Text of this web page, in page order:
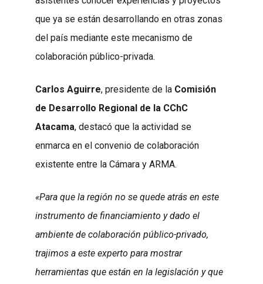
que ya se están desarrollando en otras zonas
del país mediante este mecanismo de
colaboración público-privada.
Carlos Aguirre, presidente de la Comisión
de Desarrollo Regional de la CChC
Atacama, destacó que la actividad se
enmarca en el convenio de colaboración
existente entre la Cámara y ARMA.
«Para que la región no se quede atrás en este
instrumento de financiamiento y dado el
ambiente de colaboración público-privado,
trajimos a este experto para mostrar
herramientas que están en la legislación y que